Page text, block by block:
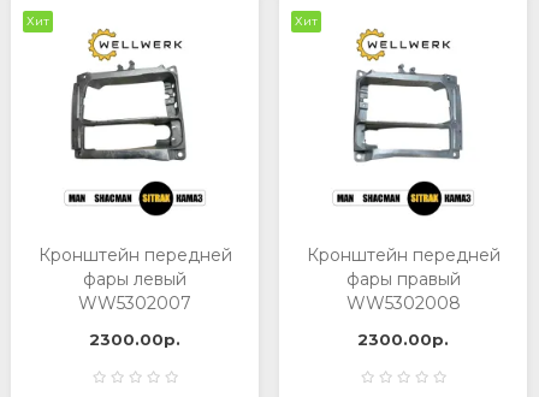
Хит
Кронштейн передней
фары левый
WW5302007
2300.00р.
Хит
Кронштейн передней
фары правый
WW5302008
2300.00р.